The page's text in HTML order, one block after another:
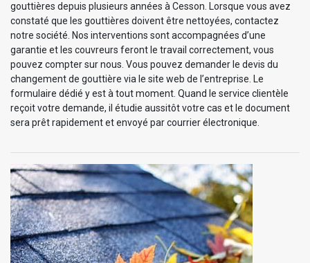
gouttières depuis plusieurs années à Cesson. Lorsque vous avez
constaté que les gouttières doivent être nettoyées, contactez
notre société. Nos interventions sont accompagnées d’une
garantie et les couvreurs feront le travail correctement, vous
pouvez compter sur nous. Vous pouvez demander le devis du
changement de gouttière via le site web de l’entreprise. Le
formulaire dédié y est à tout moment. Quand le service clientèle
reçoit votre demande, il étudie aussitôt votre cas et le document
sera prêt rapidement et envoyé par courrier électronique.